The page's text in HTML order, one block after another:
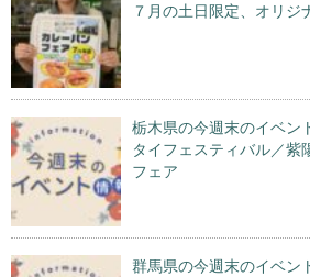
７月の土日限定、オリジ
栃木県の今週末のイベン
タイフェスティバル／紫
フェア
群馬県の今週末のイベン